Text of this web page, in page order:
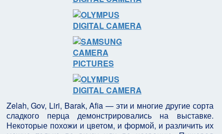
Zelah, Gov, Liri, Barak, Afia — эти и многие другие сорта
сладкого перца демонстрировались на выставке.
Некоторые похожи и цветом, и формой, и различить их